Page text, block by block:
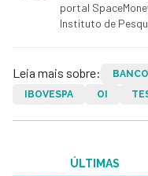
portal
Instituto de
Leia mais sobre:
IBOVESPA
OI
ÚLTIMAS